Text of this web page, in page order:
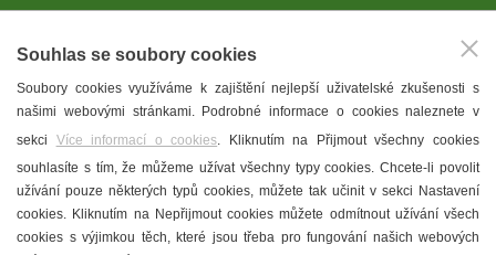
T. G. Masaryk
Mandloně
Ubytování
Restaurace
Městské muzeum a galerie
Denní meníčka
Souhlas se soubory cookies
Soubory cookies využíváme k zajištění nejlepší uživatelské zkušenosti s
našimi webovými stránkami. Podrobné informace o cookies naleznete v
sekci Více informací o cookies. Kliknutím na Přijmout všechny cookies
souhlasíte s tím, že můžeme užívat všechny typy cookies. Chcete-li povolit
užívání pouze některých typů cookies, můžete tak učinit v sekci Nastavení
cookies. Kliknutím na Nepřijmout cookies můžete odmítnout užívání všech
cookies s výjimkou těch, které jsou třeba pro fungování našich webových